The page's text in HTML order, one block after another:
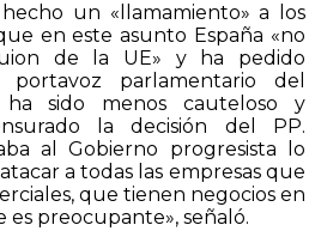
un «llamamiento» a los
en este asunto España «no
de la UE» y ha pedido
portavoz parlamentario del
ha sido menos cauteloso y
la decisión del PP.
al Gobierno progresista lo
a todas las empresas que
que tienen negocios en
es preocupante», señaló.